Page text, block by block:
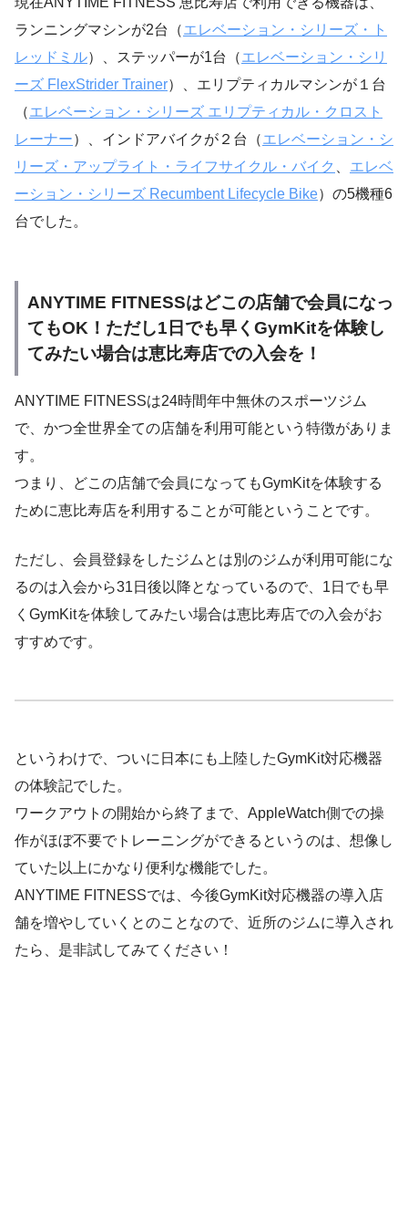
ランニングマシンが2台（エレベーション・シリーズ・ト
レッドミル）、ステッパーが1台（エレベーション・シリ
ーズ FlexStrider Trainer）、エリプティカルマシンが１台
（エレベーション・シリーズ エリプティカル・クロスト
レーナー）、インドアバイクが２台（エレベーション・シ
リーズ・アップライト・ライフサイクル・バイク
エレベ
ーション・シリーズ Recumbent Lifecycle Bike）の5機種6
台でした。
ANYTIME FITNESSはどこの店舗で会員になっ
てもOK！ただし1日でも早くGymKitを体験し
てみたい場合は恵比寿店での入会を！
ANYTIME FITNESSは24時間年中無休のスポーツジム
で、かつ全世界全ての店舗を利用可能という特徴がありま
す。
つまり、どこの店舗で会員になってもGymKitを体験する
ために恵比寿店を利用することが可能ということです。
ただし、 会員登録をしたジムとは別のジムが利用可能にな
るのは 入会から31日後以降となっているので、1日でも早
くGymKitを体験してみたい場合は恵比寿店での入会がお
すすめです。
というわけで、ついに日本にも上陸したGymKit対応機器
の体験記でした。
ワークアウトの開始から終了まで、AppleWatch側での操
作がほぼ不要でトレーニングができるというのは、想像し
ていた以上にかなり便利な機能でした。
ANYTIME FITNESSでは、今後GymKit対応機器の導入店
舗を増やしていくとのことなので、近所のジムに導入され
たら、是非試してみてください！